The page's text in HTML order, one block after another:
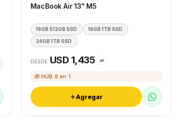
MacBook Air 13" M5
16GB 512GB SSD 16GB 1TB SSD
24GB 1TB SSD
DESDE USD 1,435 ⇄
🎁 HUB 8 en 1
Agregar